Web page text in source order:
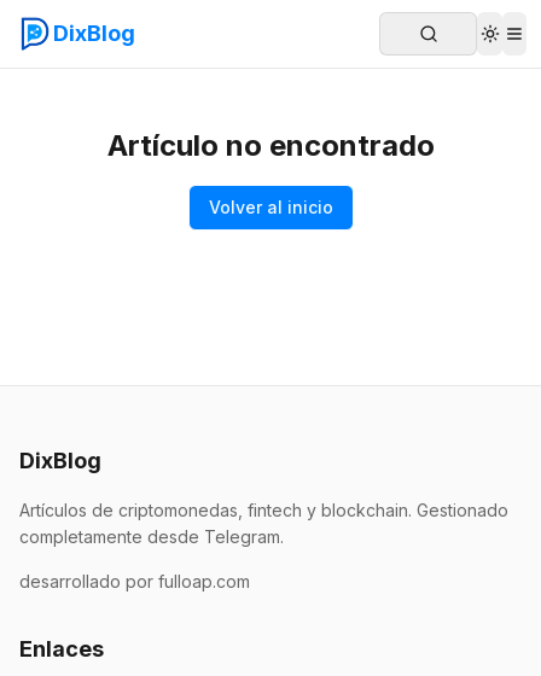
DixBlog
Artículo no encontrado
Volver al inicio
DixBlog
Artículos de criptomonedas, fintech y blockchain. Gestionado
completamente desde Telegram.
desarrollado por fulloap.com
Enlaces